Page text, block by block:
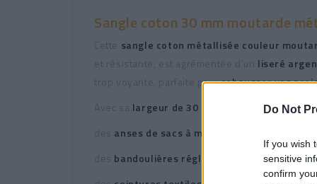
Do Not
If you wish
sensitive
confirm
Sangle coton 30 mm moutarde
sangle coton métallisée couleur
liseré
trop voyante, parfaite pourrehausser vos
largeur de 30 mm
, cette sangle est
anses de sacs à main
bandoulières réglables